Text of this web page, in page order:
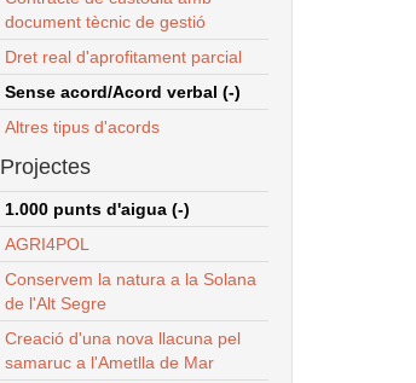
document tècnic de gestió
Dret real d'aprofitament parcial
Sense acord/Acord verbal (-)
Altres tipus d'acords
Projectes
1.000 punts d'aigua (-)
AGRI4POL
Conservem la natura a la Solana
de l'Alt Segre
Creació d'una nova llacuna pel
samaruc a l'Ametlla de Mar